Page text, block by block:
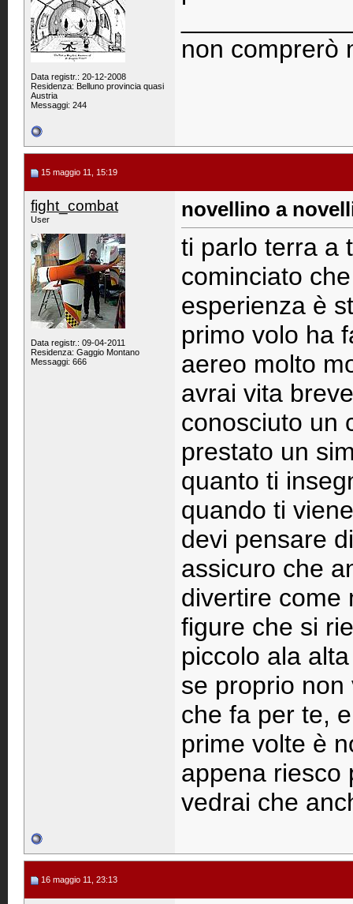
Data registr.: 20-12-2008
Residenza: Belluno provincia quasi
Austria
Messaggi: 244
non comprerò
15 maggio 11, 15:19
fight_combat
User
Data registr.: 09-04-2011
Residenza: Gaggio Montano
Messaggi: 666
novellino a
ti parlo terra a
cominciato
esperienza è
primo volo ha
aereo molto
avrai vita
conosciuto un
prestato un
quanto ti
quando ti
devi pensare
assicuro che
divertire come
figure che si
piccolo ala
se proprio
che fa per te,
prime volte è
appena riesco
vedrai che
16 maggio 11, 23:13